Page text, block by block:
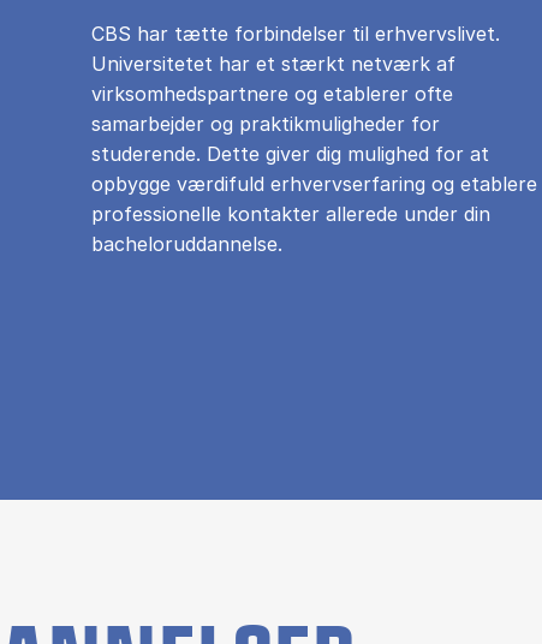
CBS har tætte forbindelser til erhvervslivet.
Universitetet har et stærkt netværk af
virksomhedspartnere og etablerer ofte
samarbejder og praktikmuligheder for
studerende. Dette giver dig mulighed for at
opbygge værdifuld erhvervserfaring og etablere
professionelle kontakter allerede under din
bacheloruddannelse.